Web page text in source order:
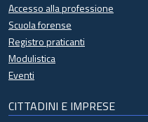
Accesso alla professione
Scuola forense
Registro praticanti
Modulistica
Eventi
CITTADINI E IMPRESE